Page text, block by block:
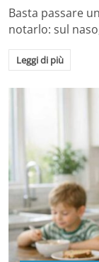
Basta passare
notarlo: sul
Leggi di più